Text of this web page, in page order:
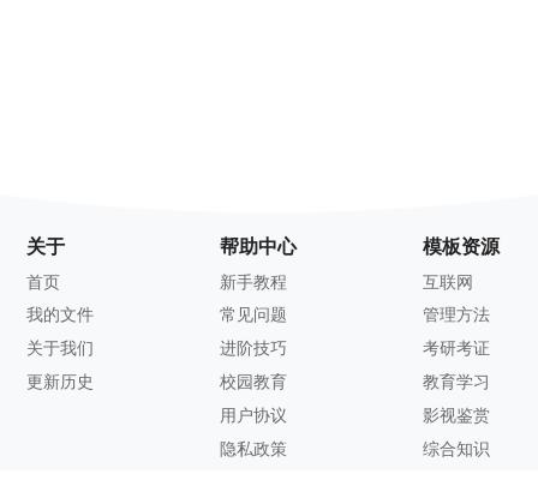
关于
首页
我的文件
关于我们
更新历史
帮助中心
新手教程
常见问题
进阶技巧
校园教育
用户协议
隐私政策
模板资源
互联网
管理方法
考研考证
教育学习
影视鉴赏
综合知识